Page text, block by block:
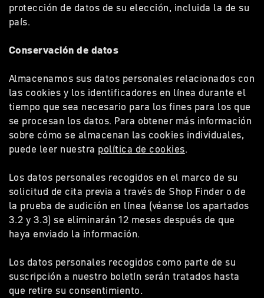
protección de datos de su elección, incluida la de su
país.
Conservación de datos
Almacenamos sus datos personales relacionados con
las cookies y los identificadores en línea durante el
tiempo que sea necesario para los fines para los que
se procesan los datos. Para obtener más información
sobre cómo se almacenan las cookies individuales,
puede leer nuestra política de cookies.
Los datos personales recogidos en el marco de su
solicitud de cita previa a través de Shop Finder o de
la prueba de audición en línea (véanse los apartados
3.2 y 3.3) se eliminarán 12 meses después de que
haya enviado la información.
Los datos personales recogidos como parte de su
suscripción a nuestro boletín serán tratados hasta
que retire su consentimiento.